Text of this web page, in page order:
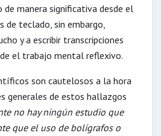
de manera significativa desde el
de teclado, sin embargo,
y a escribir transcripciones
el trabajo mental reflexivo.
son cautelosos a la hora
generales de estos hallazgos
no hay ningún estudio que
que el uso de bolígrafos o